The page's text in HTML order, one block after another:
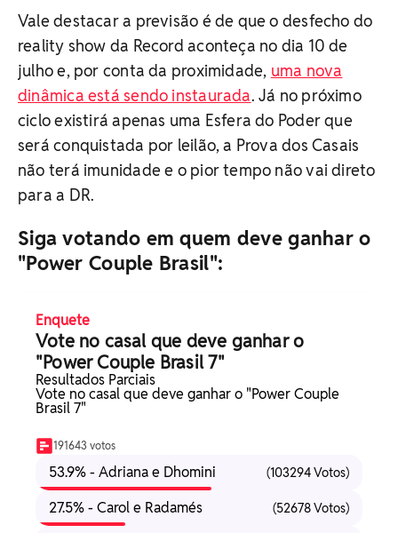
Vale destacar a previsão é de que o desfecho do
reality show da Record aconteça no dia 10 de
julho e, por conta da proximidade, uma nova
dinâmica está sendo instaurada. Já no próximo
ciclo existirá apenas uma Esfera do Poder que
será conquistada por leilão, a Prova dos Casais
não terá imunidade e o pior tempo não vai direto
para a DR.
Siga votando em quem deve ganhar o
"Power Couple Brasil":
Enquete
Vote no casal que deve ganhar o
"Power Couple Brasil 7"
Resultados Parciais
Vote no casal que deve ganhar o "Power Couple
Brasil 7"
191643 votos
53.9% - Adriana e Dhomini (103294 Votos)
27.5% - Carol e Radamés (52678 Votos)